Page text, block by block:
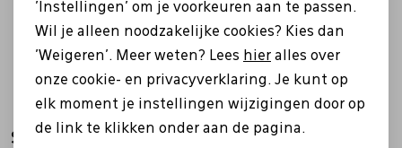
Solidus
'Instellingen' om je voorkeuren aan te passen.
Wil je alleen noodzakelijke cookies? Kies dan
'Weigeren'. Meer weten? Lees hier alles over
onze cookie- en privacyverklaring. Je kunt op
elk moment je instellingen wijzigingen door op
de link te klikken onder aan de pagina.